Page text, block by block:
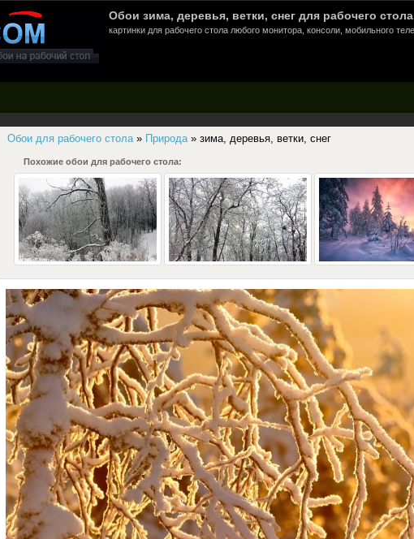
рабочего
Обои зима, деревья, ветки, снег для рабочего
картинки для рабочего стола любого монитора, консоли, мобильного
Обои для рабочего стола» Природа» зима, деревья, ветки, снег
Похожие обои для рабочего стола: